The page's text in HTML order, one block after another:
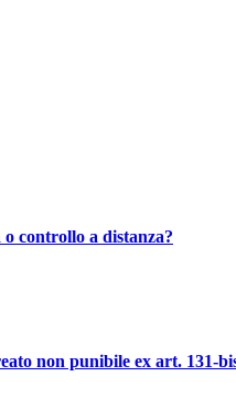
controllo a distanza?
non punibile ex art. 131-